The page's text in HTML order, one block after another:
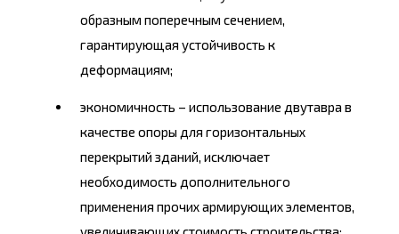
образным поперечным сечением,
гарантирующая устойчивость к
деформациям;
экономичность – использование двутавра в
качестве опоры для горизонтальных
перекрытий зданий, исключает
необходимость дополнительного
применения прочих армирующих элементов,